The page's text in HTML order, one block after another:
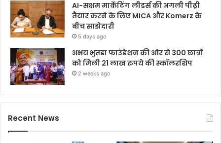
AI-सक्षम मार्केटिंग लीडर्स की अगली पीढ़ी
तैयार करने के लिए MICA और Komerz के
बीच साझेदारी
5 days ago
अभय भुतडा फाउंडेशन की ओर से 300 छात्रों
को मिली 21 लाख रुपये की स्कॉलरशिप
2 weeks ago
Recent News